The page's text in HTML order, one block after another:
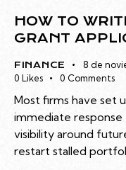
HOW TO
GRANT
FINANCE 8 de
0 Likes 0 Comments
Most firms have set
immediate
visibility around
restart stalled